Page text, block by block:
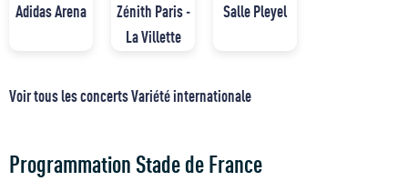
Adidas Arena
Zénith Paris -
La Villette
Salle Pleyel
Voir tous les concerts Variété internationale
Programmation Stade de France